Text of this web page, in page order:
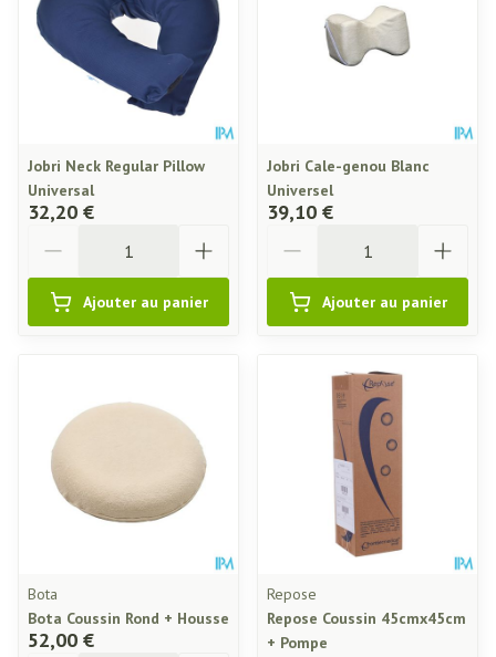
Jobri Neck Regular Pillow
Universal
32,20 €
Ajouter au panier
Jobri Cale-genou Blanc
Universel
39,10 €
Ajouter au panier
Bota
Bota Coussin Rond + Housse
52,00 €
Repose
Repose Coussin 45cmx45cm
+ Pompe